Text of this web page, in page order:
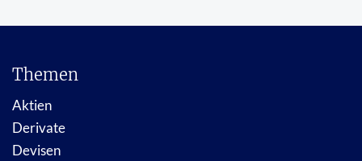
Themen
Aktien
Derivate
Devisen